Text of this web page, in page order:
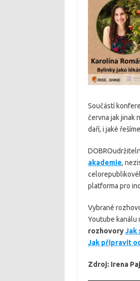
Součástí
června jak jinak
daří, i jaké
akademie,
platforma pro
Vybrané
Youtube kanálu
rozhovoryJak
Jak připravit
Zdroj: Irena